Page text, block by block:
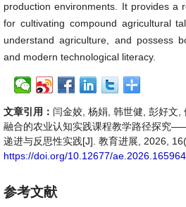
production environments. It provides a
for cultivating compound agricultural
understand agriculture, and possess
and modern technological literacy.
文章引用： 闫金姣, 杨娟, 韩世健, 彭好文,
融合的农业认知实践课程教学路径探究
递进与反思性实践[J]. 教育进展, 2026,
https://doi.org/10.12677/ae.2026.165964
参考文献